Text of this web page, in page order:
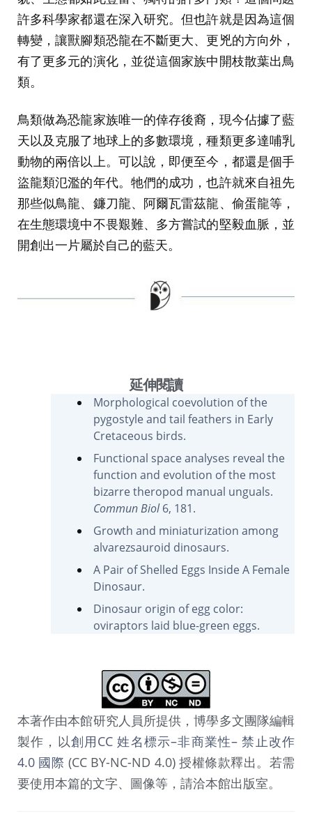
許多科學家都還在深入研究。但也許就是因為這個
轉變，讓獸腳類恐龍在不斷更大、更兇的方向外，
有了更多元的演化，並從這個家族中開枝散葉出鳥
類。
鳥類做為恐龍家族唯一的倖存後裔，現今佔據了藍
天以及克服了地球上的多數環境，種類更多達哺乳
動物的兩倍以上。可以說，即便至今，都還是個手
盜龍類氾濫的年代。牠們的成功，也許就來自祖先
那些似鳥龍、鐮刀龍、阿爾瓦雷茲龍、偷蛋龍等，
在生態環境中不畏艱難、多方嘗試的堅毅血脈，並
開創出一片屬於自己的藍天。
延伸閱讀
Morphological coevolution of the
pygostyle and tail feathers in Early
Cretaceous birds.
Functional space analyses reveal the
function and evolution of the most
bizarre theropod manual unguals.
Commun Biol6, 181.
Growth and miniaturization among
alvarezsauroid dinosaurs.
A Pair of Shelled Eggs Inside A Female
Dinosaur.
Dinosaur origin of egg color:
oviraptors laid blue-green eggs.
本著作由本館研究人員所提供，博學多文團隊編輯
製作，以創用CC 姓名標示–非商業性– 禁止改作
4.0 國際 (CC BY-NC-ND 4.0) 授權條款釋出。若需
要使用本篇的文字、圖像等，請洽本館出版室。